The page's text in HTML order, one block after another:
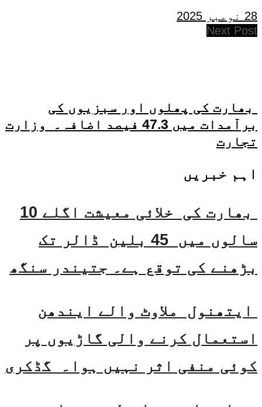
28 نومبر 2025
Next Post
بھارت کی پھلوں اور سبزیوں کی
برآمدات میں 47.3 فیصد اضافہ۔ وزارت
تجارت
اہم خبریں
بھارت کی خلائی معیشت اگلے 10
سالوں میں 45 بلین ڈالر تک
بڑھنے کی توقع ہے۔ جتیندر سنگھ
ایتھنول ملاوٹ والے ایندھن
استعمال کرنے والی گاڑیوں پر
کوئی منفی اثر نہیں ہوا۔ گڈکری